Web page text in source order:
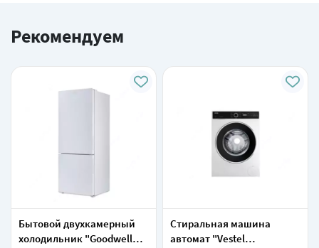
Рекомендуем
Бытовой двухкамерный
холодильник "Goodwell
Стиральная машина
автомат "Vestel